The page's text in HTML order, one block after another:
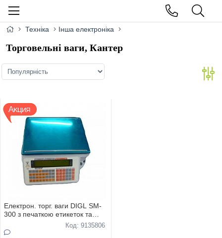
Техніка Інша електроніка
Торговельні ваги, Кантер
Електрон. торг. ваги DIGL SM-
300 з печаткою етикеток та
маркування товару ТОРКод: 9135806